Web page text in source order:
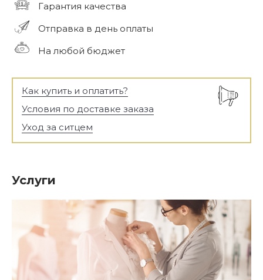
Гарантия качества
Отправка в день оплаты
На любой бюджет
Как купить и оплатить?
Условия по доставке заказа
Уход за ситцем
Услуги